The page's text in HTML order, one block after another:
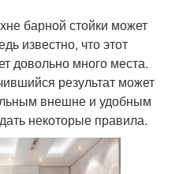
барной стойки может
известно, что этот
довольно много места.
результат может
внешне и удобным
некоторые правила.